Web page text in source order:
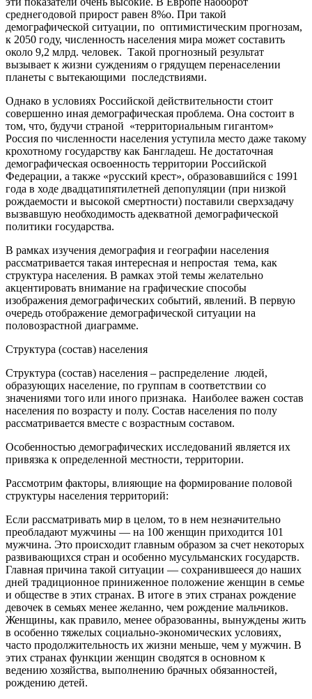
среднегодовой прирост равен 8%о. При такой
демографической ситуации, по оптимистическим прогнозам,
к 2050 году, численность населения мира может составить
около 9,2 млрд. человек. Такой прогнозный результат
вызывает к жизни суждениям о грядущем перенаселении
планеты с вытекающими последствиями.
Однако в условиях Российской действительности стоит
совершенно иная демографическая проблема. Она состоит в
том, что, будучи страной «территориальным гигантом»
Россия по численности населения уступила место даже такому
крохотному государству как Бангладеш. Не достаточная
демографическая освоенность территории Российской
Федерации, а также «русский крест», образовавшийся с 1991
года в ходе двадцатипятилетней депопуляции (при низкой
рождаемости и высокой смертности) поставили сверхзадачу
вызвавшую необходимость адекватной демографической
политики государства.
В рамках изучения демография и географии населения
рассматривается такая интересная и непростая тема, как
структура населения. В рамках этой темы желательно
акцентировать внимание на графические способы
изображения демографических событий, явлений. В первую
очередь отображение демографической ситуации на
половозрастной диаграмме.
Структура (состав) населения
Структура (состав) населения – распределение людей,
образующих население, по группам в соответствии со
значениями того или иного признака. Наиболее важен состав
населения по возрасту и полу. Состав населения по полу
рассматривается вместе с возрастным составом.
Особенностью демографических исследований является их
привязка к определенной местности, территории.
Рассмотрим факторы, влияющие на формирование половой
структуры населения территорий:
Если рассматривать мир в целом, то в нем незначительно
преобладают мужчины — на 100 женщин приходится 101
мужчина. Это происходит главным образом за счет некоторых
развивающихся стран и особенно мусульманских государств.
Главная причина такой ситуации — сохранившееся до наших
дней традиционное приниженное положение женщин в семье
и обществе в этих странах. В итоге в этих странах рождение
девочек в семьях менее желанно, чем рождение мальчиков.
Женщины, как правило, менее образованны, вынуждены жить
в особенно тяжелых социально-экономических условиях,
часто продолжительность их жизни меньше, чем у мужчин. В
этих странах функции женщин сводятся в основном к
ведению хозяйства, выполнению брачных обязанностей,
рождению детей.